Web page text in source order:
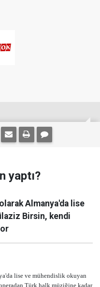
yaptı?
Almanya'da lise
Birsin, kendi
lise ve mühendislik okuyan
Türk halk müziğine kadar